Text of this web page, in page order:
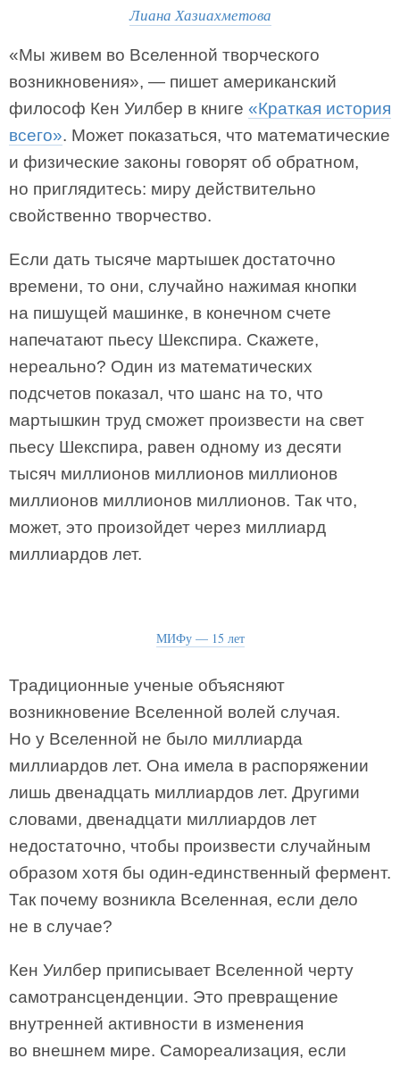
Лиана Хазиахметова
«Мы живем во Вселенной творческого
возникновения», — пишет американский
философ Кен Уилбер в книге «Краткая история
всего». Может показаться, что математические
и физические законы говорят об обратном,
но приглядитесь: миру действительно
свойственно творчество.
Если дать тысяче мартышек достаточно
времени, то они, случайно нажимая кнопки
на пишущей машинке, в конечном счете
напечатают пьесу Шекспира. Скажете,
нереально? Один из математических
подсчетов показал, что шанс на то, что
мартышкин труд сможет произвести на свет
пьесу Шекспира, равен одному из десяти
тысяч миллионов миллионов миллионов
миллионов миллионов миллионов. Так что,
может, это произойдет через миллиард
миллиардов лет.
МИФу — 15 лет
Традиционные ученые объясняют
возникновение Вселенной волей случая.
Но у Вселенной не было миллиарда
миллиардов лет. Она имела в распоряжении
лишь двенадцать миллиардов лет. Другими
словами, двенадцати миллиардов лет
недостаточно, чтобы произвести случайным
образом хотя бы один-единственный фермент.
Так почему возникла Вселенная, если дело
не в случае?
Кен Уилбер приписывает Вселенной черту
самотрансценденции. Это превращение
внутренней активности в изменения
во внешнем мире. Самореализация, если